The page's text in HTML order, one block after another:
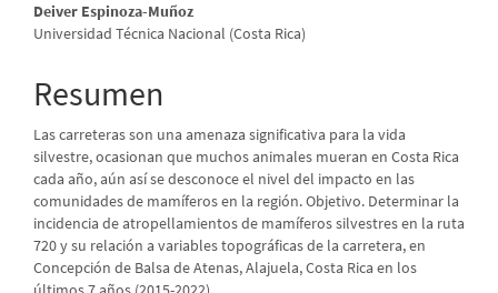
Deiver Espinoza-Muñoz
Universidad Técnica Nacional (Costa Rica)
Resumen
Las carreteras son una amenaza significativa para la vida
silvestre, ocasionan que muchos animales mueran en Costa Rica
cada año, aún así se desconoce el nivel del impacto en las
comunidades de mamíferos en la región. Objetivo. Determinar la
incidencia de atropellamientos de mamíferos silvestres en la ruta
720 y su relación a variables topográficas de la carretera, en
Concepción de Balsa de Atenas, Alajuela, Costa Rica en los